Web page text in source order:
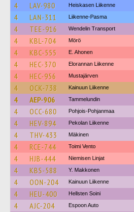
4 LAV-980 Heiskasen Liikenne
4 LAN-311 Liikenne-Pasma
4 TEE-916 Wendelin Transport
4 KBL-704 Mörö
4 KBC-555 E. Ahonen
4 HEC-370 Elorannan Liikenne
4 HEC-956 Mustajärven
4 OCK-738 Kainuun Liikenne
4 AEP-906 Tammelundin
4 OCC-680 Pohjois-Pohjanmaa
4 HEV-894 Pekolan Liikenne
4 THV-433 Mäkinen
4 RCE-744 Toimi Vento
4 HJB-444 Niemisen Linjat
4 KBS-588 Y. Makkonen
4 OON-204 Kainuun Liikenne
4 HEU-400 Hellsten Soini
4 AJC-204 Espoon Auto